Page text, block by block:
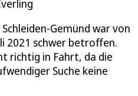
Gemünd war von
2021 schwer betroffen.
richtig in Fahrt, da die
Suche keine